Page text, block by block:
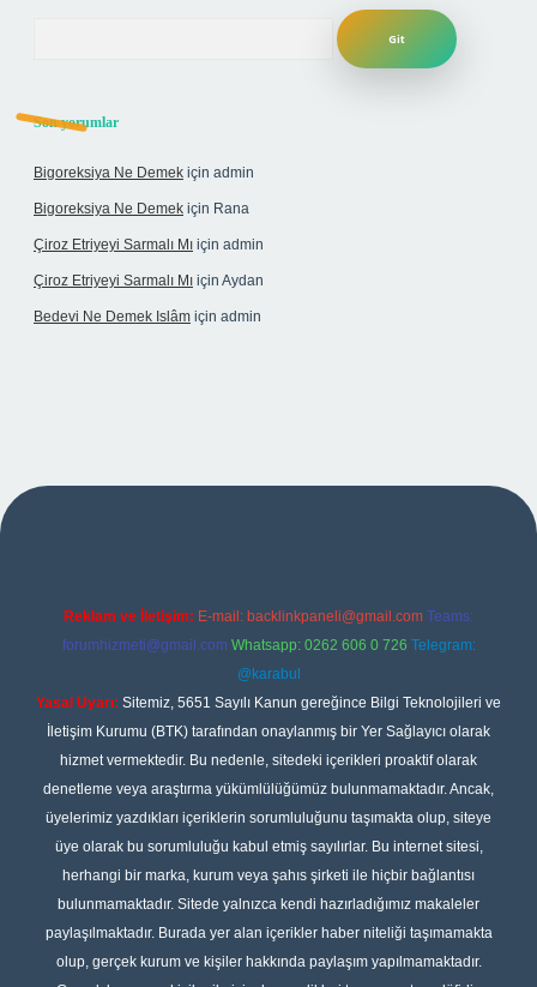
Son yorumlar
Bigoreksiya Ne Demek için admin
Bigoreksiya Ne Demek için Rana
Çiroz Etriyeyi Sarmalı Mı için admin
Çiroz Etriyeyi Sarmalı Mı için Aydan
Bedevi Ne Demek Islâm için admin
Reklam ve İletişim: E-mail: backlinkpaneli@gmail.com Teams:
forumhizmeti@gmail.com Whatsapp: 0262 606 0 726 Telegram:
@karabul
Yasal Uyarı: Sitemiz, 5651 Sayılı Kanun gereğince Bilgi Teknolojileri ve
İletişim Kurumu (BTK) tarafından onaylanmış bir Yer Sağlayıcı olarak
hizmet vermektedir. Bu nedenle, sitedeki içerikleri proaktif olarak
denetleme veya araştırma yükümlülüğümüz bulunmamaktadır. Ancak,
üyelerimiz yazdıkları içeriklerin sorumluluğunu taşımakta olup, siteye
üye olarak bu sorumluluğu kabul etmiş sayılırlar. Bu internet sitesi,
herhangi bir marka, kurum veya şahıs şirketi ile hiçbir bağlantısı
bulunmamaktadır. Sitede yalnızca kendi hazırladığımız makaleler
paylaşılmaktadır. Burada yer alan içerikler haber niteliği taşımamakta
olup, gerçek kurum ve kişiler hakkında paylaşım yapılmamaktadır.